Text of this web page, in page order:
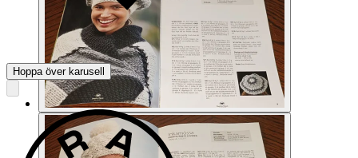
Hoppa över karusell